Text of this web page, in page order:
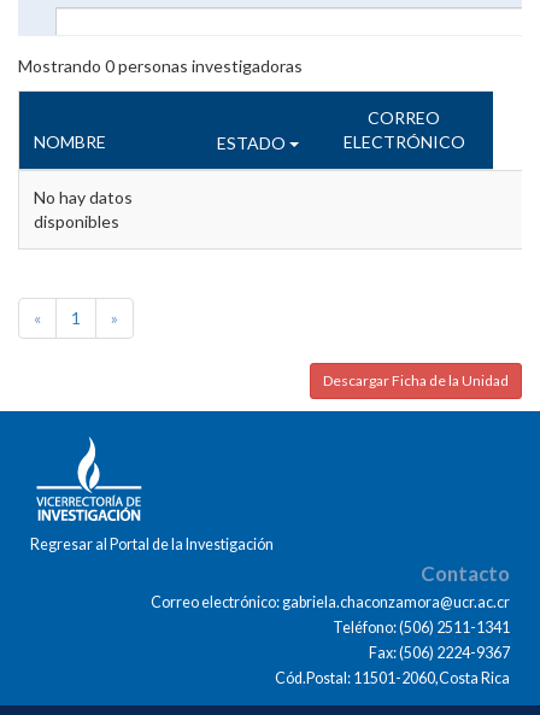
Mostrando 0personas investigadoras
NOMBRE ESTADO
CORREO
ELECTRÓNICO
No hay datos
disponibles
« 1 »
Descargar Ficha de la Unidad
Regresar al Portal de la Investigación
Contacto
Correo electrónico: gabriela.chaconzamora@ucr.ac.cr
Teléfono: (506) 2511-1341
Fax: (506) 2224-9367
Cód.Postal: 11501-2060,Costa Rica